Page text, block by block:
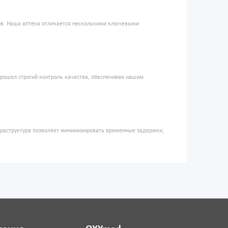
Наша аптека отличается несколькими ключевыми
строгий контроль качества, обеспечивая нашим
позволяет минимизировать временные задержки,